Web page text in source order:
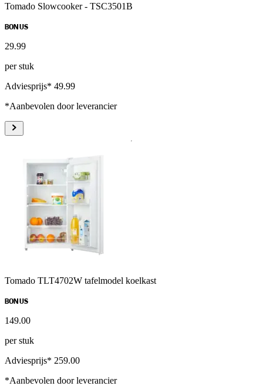
Tomado Slowcooker - TSC3501B
BONUS
29.99
per stuk
Adviesprijs* 49.99
*Aanbevolen door leverancier
Tomado TLT4702W tafelmodel koelkast
BONUS
149.00
per stuk
Adviesprijs* 259.00
*Aanbevolen door leverancier